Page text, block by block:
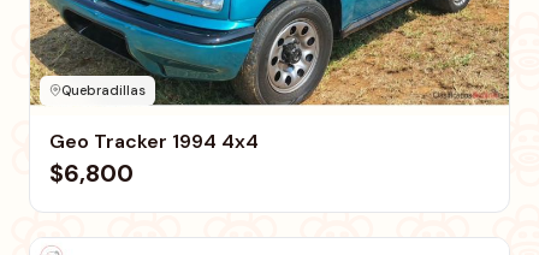
Quebradillas
Geo Tracker 1994 4x4
$6,800